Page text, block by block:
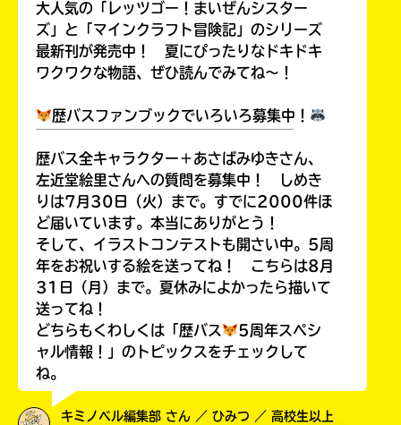
大人気の「レッツゴー！まいぜんシスター
ズ」と「マインクラフト冒険記」のシリーズ
最新刊が発売中！ 夏にぴったりなドキドキ
ワクワクな物語、ぜひ読んでみてね～！
歴バスファンブックでいろいろ募集中！
歴バス全キャラクター＋あさばみゆきさん、
左近堂絵里さんへの質問を募集中！ しめき
りは7月30日（火）まで。すでに2000件ほ
ど届いています。本当にありがとう！
そして、イラストコンテストも開さい中。5周
年をお祝いする絵を送ってね！ こちらは8月
31日（月）まで。夏休みによかったら描いて
送ってね！
どちらもくわしくは「歴バス
5周年スペシ
ャル情報！」のトピックスをチェックして
ね。
キミノベル編集部 さん ／ ひみつ ／ 高校生以上